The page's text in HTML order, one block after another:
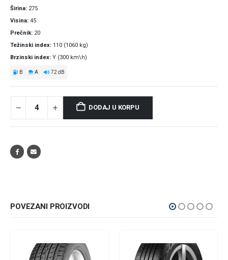
Širina 275
Visina 45
Prečnik 20
Težinski index 110 (1060 kg)
Brzinski index Y (300 km\h)
B A 72 dB
DODAJ U KORPU
POVEZANI PROIZVODI